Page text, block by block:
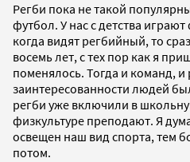
Регби пока не такой
футбол. У нас с детства
когда видят регбийный, то
восемь лет, с тех пор как я
поменялось. Тогда и команд,
заинтересованности людей
регби уже включили в
физкультуре преподают. Я
освещен наш вид спорта, тем
потом.